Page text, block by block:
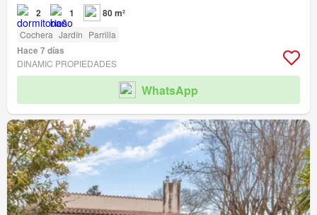
2 1 80 m²
Cochera Jardín Parrilla
Hace 7 días
DINAMIC PROPIEDADES
WhatsApp